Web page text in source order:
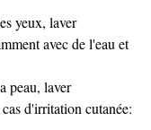
bien aux débutantes
expérimentées
:
l'ongle naturel
et durable
yeux, laver
avec de l'eau et
peau, laver
d'irritation cutanée: